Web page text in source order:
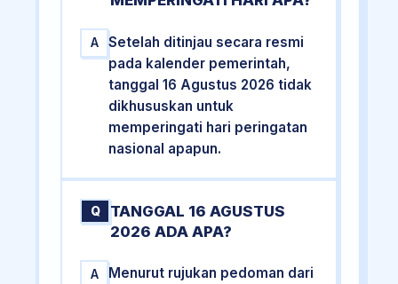
A
Setelah ditinjau secara resmi
pada kalender pemerintah,
tanggal 16 Agustus 2026 tidak
dikhususkan untuk
memperingati hari peringatan
nasional apapun.
Q
TANGGAL 16 AGUSTUS
2026 ADA APA?
A
Menurut rujukan pedoman dari